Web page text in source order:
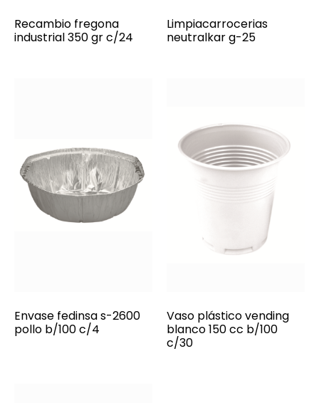
Recambio fregona
industrial 350 gr c/24
Limpiacarrocerias
neutralkar g-25
Envase fedinsa s-2600
pollo b/100 c/4
Vaso plástico vending
blanco 150 cc b/100
c/30